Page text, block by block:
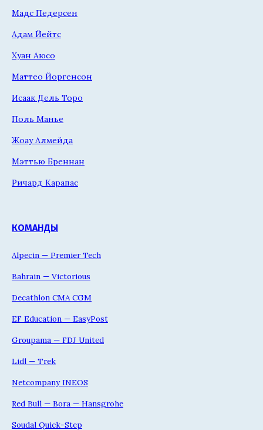
Мадс Педерсен
Адам Йейтс
Хуан Аюсо
Маттео Йоргенсон
Исаак Дель Торо
Поль Манье
Жоау Алмейда
Мэттью Бреннан
Ричард Карапас
КОМАНДЫ
Alpecin — Premier Tech
Bahrain — Victorious
Decathlon CMA CGM
EF Education — EasyPost
Groupama — FDJ United
Lidl — Trek
Netcompany INEOS
Red Bull — Bora — Hansgrohe
Soudal Quick-Step